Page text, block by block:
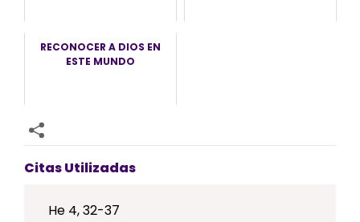
RECONOCER A DIOS EN
ESTE MUNDO
Citas Utilizadas
He 4, 32-37